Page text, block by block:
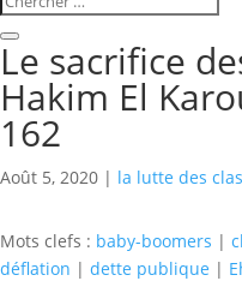
Le sacrifice
Hakim El
162
Août 5, 2020 | la lutte des
Mots clefs : baby-boomers |
déflation | dette publique |